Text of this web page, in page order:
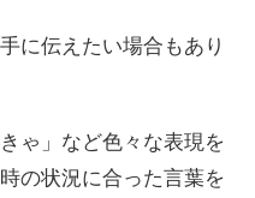
に伝えたい場合もあり
ゃ」など色々な表現を
の状況に合った言葉を